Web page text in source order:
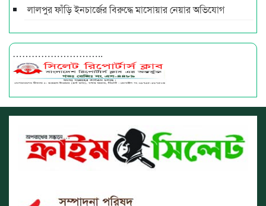
লালপুর ফাঁড়ি ইনচার্জের বিরুদ্ধে মাসোয়ার নেয়ার অভিযোগ
………………………..